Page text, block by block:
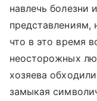
навлечь болезни
представлениям,
что в это время
неосторожных
хозяева
замыкая